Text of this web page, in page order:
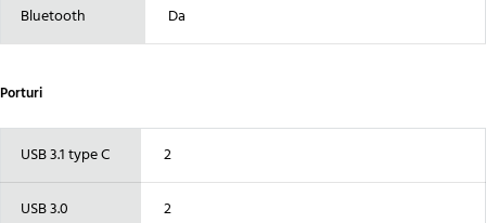
Bluetooth Da
Porturi
USB 3.1 type C 2
USB 3.0 2